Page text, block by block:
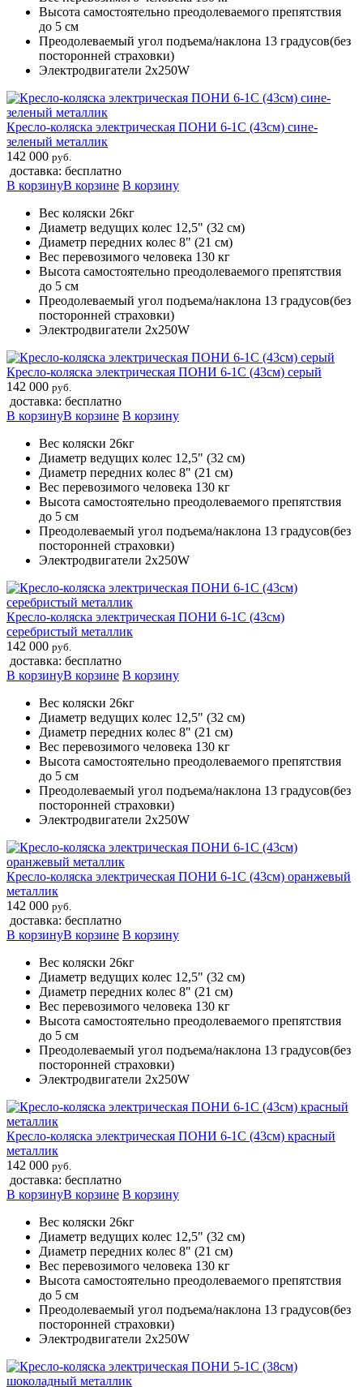
Высота самостоятельно преодолеваемого препятствия
до 5 см
Преодолеваемый угол подъема/наклона 13 градусов(без
посторонней страховки)
Электродвигатели 2х250W
Кресло-коляска электрическая ПОНИ 6-1С (43см) сине-
зеленый металлик
142 000 руб.
доставка: бесплатно
В корзинуВ корзине В корзину
Вес коляски 26кг
Диаметр ведущих колес 12,5" (32 см)
Диаметр передних колес 8" (21 см)
Вес перевозимого человека 130 кг
Высота самостоятельно преодолеваемого препятствия
до 5 см
Преодолеваемый угол подъема/наклона 13 градусов(без
посторонней страховки)
Электродвигатели 2х250W
Кресло-коляска электрическая ПОНИ 6-1С (43см) серый
142 000 руб.
доставка: бесплатно
В корзинуВ корзине В корзину
Вес коляски 26кг
Диаметр ведущих колес 12,5" (32 см)
Диаметр передних колес 8" (21 см)
Вес перевозимого человека 130 кг
Высота самостоятельно преодолеваемого препятствия
до 5 см
Преодолеваемый угол подъема/наклона 13 градусов(без
посторонней страховки)
Электродвигатели 2х250W
Кресло-коляска электрическая ПОНИ 6-1С (43см)
серебристый металлик
142 000 руб.
доставка: бесплатно
В корзинуВ корзине В корзину
Вес коляски 26кг
Диаметр ведущих колес 12,5" (32 см)
Диаметр передних колес 8" (21 см)
Вес перевозимого человека 130 кг
Высота самостоятельно преодолеваемого препятствия
до 5 см
Преодолеваемый угол подъема/наклона 13 градусов(без
посторонней страховки)
Электродвигатели 2х250W
Кресло-коляска электрическая ПОНИ 6-1С (43см) оранжевый
металлик
142 000 руб.
доставка: бесплатно
В корзинуВ корзине В корзину
Вес коляски 26кг
Диаметр ведущих колес 12,5" (32 см)
Диаметр передних колес 8" (21 см)
Вес перевозимого человека 130 кг
Высота самостоятельно преодолеваемого препятствия
до 5 см
Преодолеваемый угол подъема/наклона 13 градусов(без
посторонней страховки)
Электродвигатели 2х250W
Кресло-коляска электрическая ПОНИ 6-1С (43см) красный
металлик
142 000 руб.
доставка: бесплатно
В корзинуВ корзине В корзину
Вес коляски 26кг
Диаметр ведущих колес 12,5" (32 см)
Диаметр передних колес 8" (21 см)
Вес перевозимого человека 130 кг
Высота самостоятельно преодолеваемого препятствия
до 5 см
Преодолеваемый угол подъема/наклона 13 градусов(без
посторонней страховки)
Электродвигатели 2х250W